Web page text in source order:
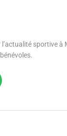
sportive à